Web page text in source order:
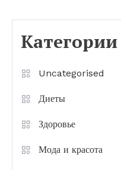
Категории
Uncategorised
Диеты
Здоровье
Мода и красота